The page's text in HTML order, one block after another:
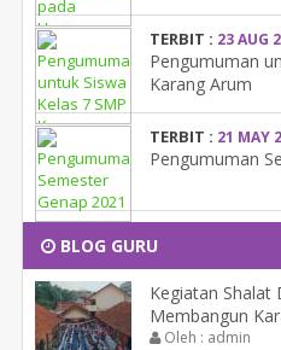
TERBIT : 23 AUG
Pengumuman
Karang Arum
TERBIT : 21 MAY
Pengumuman
BLOG GURU
Kegiatan Shalat
Membangun
Oleh : admin